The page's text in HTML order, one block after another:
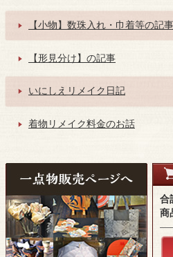
【小物】数珠入れ・巾着等の記事
【形見分け】の記事
いにしえリメイク日記
着物リメイク料金のお話
合
商